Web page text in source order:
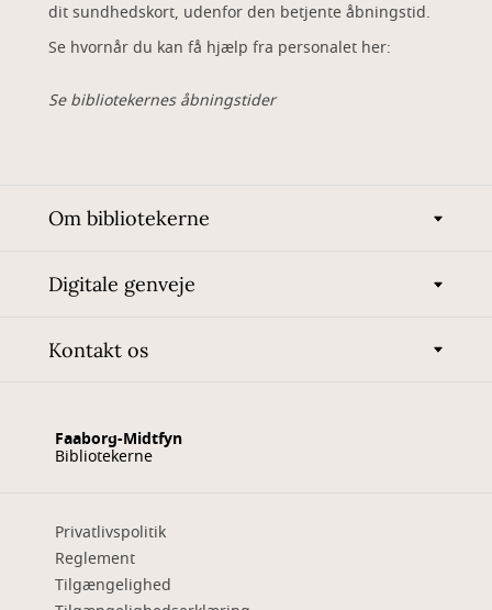
dit sundhedskort, udenfor den betjente åbningstid.
Se hvornår du kan få hjælp fra personalet her:
Se bibliotekernes åbningstider
Om bibliotekerne
Digitale genveje
Kontakt os
Faaborg-Midtfyn
Bibliotekerne
Privatlivspolitik
Reglement
Tilgængelighed